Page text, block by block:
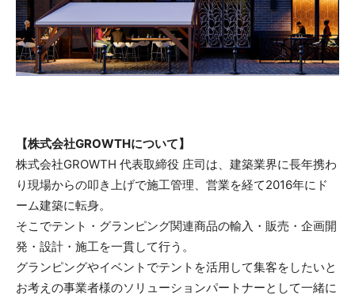
【株式会社GROWTHについて】
株式会社GROWTH 代表取締役 庄司は、建築業界に長年携わ
り現場からの叩き上げで施工管理、営業を経て2016年にド
ーム建築に転身。
そこでテント・グランピング関連商品の輸入・販売・企画開
発・設計・施工を一貫して行う。
グランピングやイベントでテントを活用して集客をしたいと
お考えの事業者様のソリューションパートナーとして一緒に